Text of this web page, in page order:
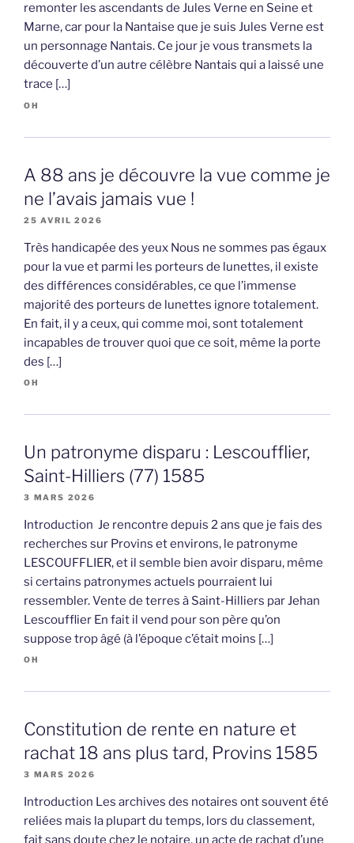
remonter les ascendants de Jules Verne en Seine et
Marne, car pour la Nantaise que je suis Jules Verne est
un personnage Nantais. Ce jour je vous transmets la
découverte d’un autre célèbre Nantais qui a laissé une
trace […]
OH
A 88 ans je découvre la vue comme je
ne l’avais jamais vue !
25 AVRIL 2026
Très handicapée des yeux Nous ne sommes pas égaux
pour la vue et parmi les porteurs de lunettes, il existe
des différences considérables, ce que l’immense
majorité des porteurs de lunettes ignore totalement.
En fait, il y a ceux, qui comme moi, sont totalement
incapables de trouver quoi que ce soit, même la porte
des […]
OH
Un patronyme disparu : Lescoufflier,
Saint-Hilliers (77) 1585
3 MARS 2026
Introduction Je rencontre depuis 2 ans que je fais des
recherches sur Provins et environs, le patronyme
LESCOUFFLIER, et il semble bien avoir disparu, même
si certains patronymes actuels pourraient lui
ressembler. Vente de terres à Saint-Hilliers par Jehan
Lescoufflier En fait il vend pour son père qu’on
suppose trop âgé (à l’époque c’était moins […]
OH
Constitution de rente en nature et
rachat 18 ans plus tard, Provins 1585
3 MARS 2026
Introduction Les archives des notaires ont souvent été
reliées mais la plupart du temps, lors du classement,
fait sans doute chez le notaire, un acte de rachat d’une